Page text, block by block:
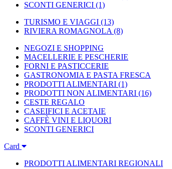
SCONTI GENERICI (1)
TURISMO E VIAGGI (13)
RIVIERA ROMAGNOLA (8)
NEGOZI E SHOPPING
MACELLERIE E PESCHERIE
FORNI E PASTICCERIE
GASTRONOMIA E PASTA FRESCA
PRODOTTI ALIMENTARI (1)
PRODOTTI NON ALIMENTARI (16)
CESTE REGALO
CASEIFICI E ACETAIE
CAFFÈ VINI E LIQUORI
SCONTI GENERICI
Card
PRODOTTI ALIMENTARI REGIONALI